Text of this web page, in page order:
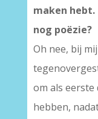
maken hebt.
nog poëzie?
Oh nee, bij
om als eerste
hebben,